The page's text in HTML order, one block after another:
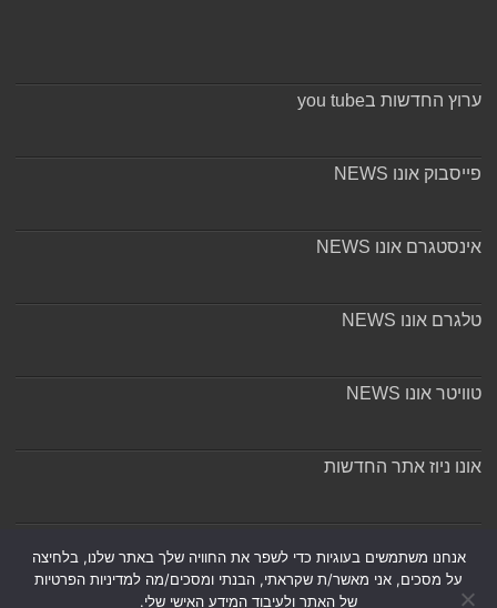
ערוץ החדשות בyou tube
פייסבוק אונו NEWS
אינסטגרם אונו NEWS
טלגרם אונו NEWS
טוויטר אונו NEWS
אונו ניוז אתר החדשות
אנחנו משתמשים בעוגיות כדי לשפר את החוויה שלך באתר שלנו, בלחיצה
על מסכים, אני מאשר/ת שקראתי, הבנתי ומסכים/מה למדיניות הפרטיות
של האתר ולעיבוד המידע האישי שלי.